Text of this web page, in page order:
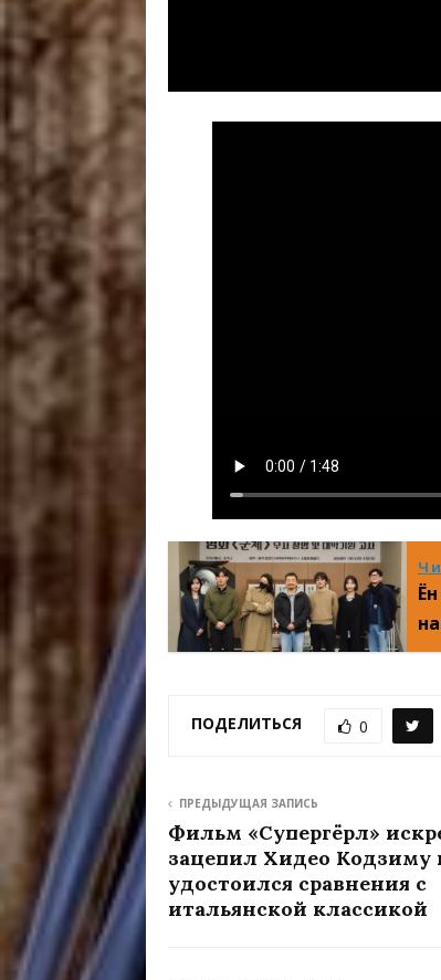
ПОДЕЛИТЬСЯ 0
ПРЕДЫДУЩАЯ ЗАПИСЬ
Фильм «Супергёрл»
зацепил Хидео Кодзиму
удостоился сравнения с
итальянской классикой